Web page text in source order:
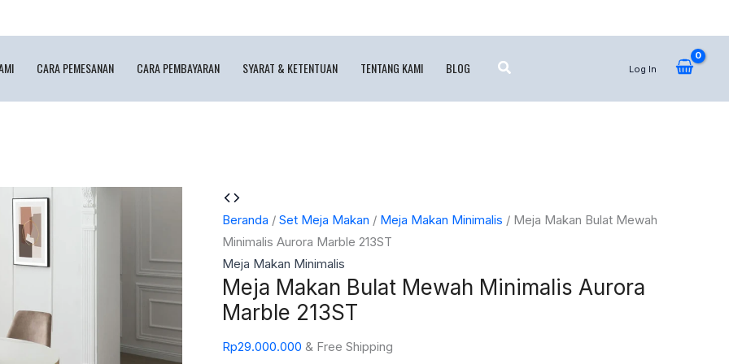
CARA PEMESANAN CARA PEMBAYARAN SYARAT & KETENTUAN TENTANG KAMI BLOG Log In
Beranda / Set Meja Makan / Meja Makan Minimalis / Meja Makan Bulat Mewah
Minimalis Aurora Marble 213ST
Meja Makan Minimalis
Meja Makan Bulat Mewah Minimalis Aurora
Marble 213ST
Rp29.000.000 & Free Shipping
Kuantitas
Meja
Makan
Bulat
Mewah
Minimalis
Marble